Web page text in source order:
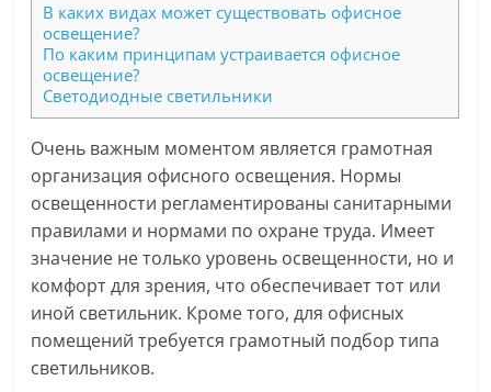
В каких видах может существовать офисное
освещение?
По каким принципам устраивается офисное
освещение?
Светодиодные светильники
Очень важным моментом является грамотная
организация офисного освещения. Нормы
освещенности регламентированы санитарными
правилами и нормами по охране труда. Имеет
значение не только уровень освещенности, но и
комфорт для зрения, что обеспечивает тот или
иной светильник. Кроме того, для офисных
помещений требуется грамотный подбор типа
светильников.